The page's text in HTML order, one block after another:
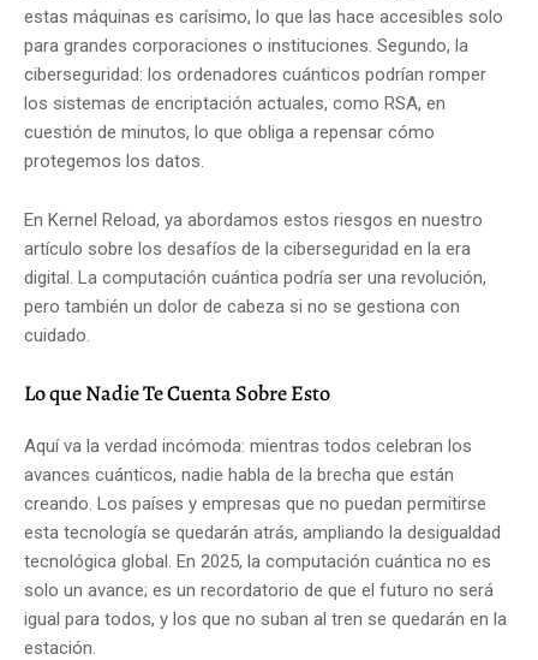
estas máquinas es carísimo, lo que las hace accesibles solo
para grandes corporaciones o instituciones. Segundo, la
ciberseguridad: los ordenadores cuánticos podrían romper
los sistemas de encriptación actuales, como RSA, en
cuestión de minutos, lo que obliga a repensar cómo
protegemos los datos.
En Kernel Reload, ya abordamos estos riesgos en nuestro
artículo sobre los desafíos de la ciberseguridad en la era
digital. La computación cuántica podría ser una revolución,
pero también un dolor de cabeza si no se gestiona con
cuidado.
Lo que Nadie Te Cuenta Sobre Esto
Aquí va la verdad incómoda: mientras todos celebran los
avances cuánticos, nadie habla de la brecha que están
creando. Los países y empresas que no puedan permitirse
esta tecnología se quedarán atrás, ampliando la desigualdad
tecnológica global. En 2025, la computación cuántica no es
solo un avance; es un recordatorio de que el futuro no será
igual para todos, y los que no suban al tren se quedarán en la
estación.